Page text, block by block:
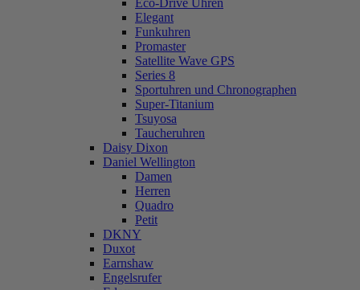
Eco-Drive Uhren
Elegant
Funkuhren
Promaster
Satellite Wave GPS
Series 8
Sportuhren und Chronographen
Super-Titanium
Tsuyosa
Taucheruhren
Daisy Dixon
Daniel Wellington
Damen
Herren
Quadro
Petit
DKNY
Duxot
Earnshaw
Engelsrufer